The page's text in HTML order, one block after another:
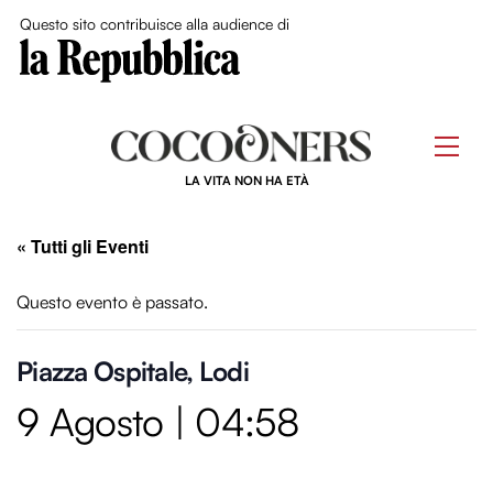
Questo sito contribuisce alla audience di
LA VITA NON HA ETÀ
« Tutti gli Eventi
Questo evento è passato.
Piazza Ospitale, Lodi
9 Agosto | 04:58